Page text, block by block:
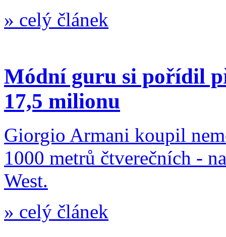
» celý článek
Módní guru si pořídil
17,5 milionu
Giorgio Armani koupil
1000 metrů čtverečních -
West.
» celý článek